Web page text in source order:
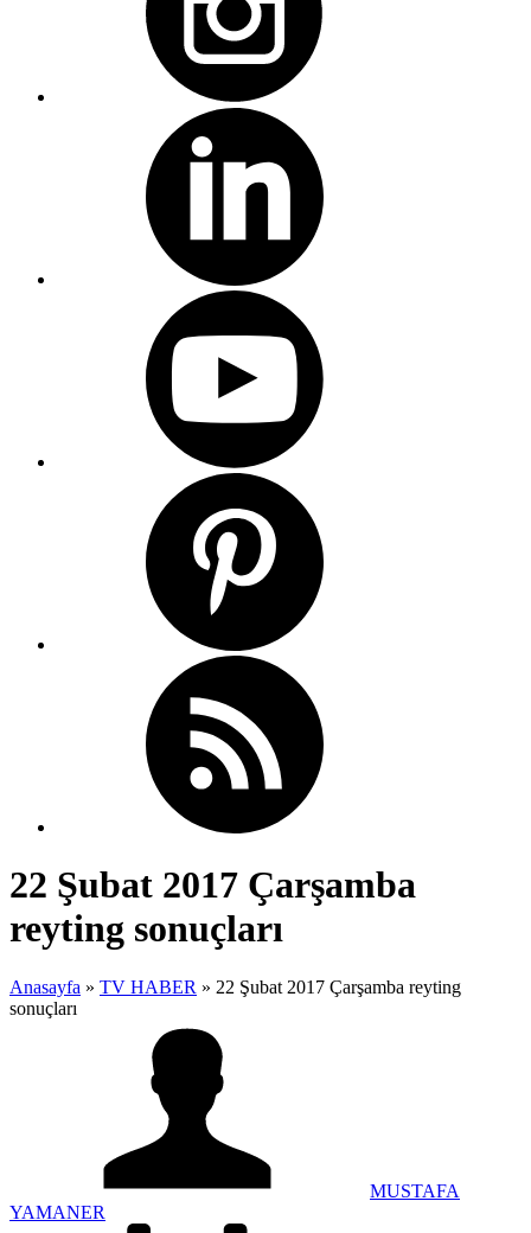
22 Şubat 2017 Çarşamba
reyting sonuçları
Anasayfa » TV HABER » 22 Şubat 2017 Çarşamba reyting
sonuçları
MUSTAFA
YAMANER